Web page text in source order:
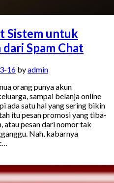
Sistem untuk
Spam Chat
16 byadmin
orang punya akun
sampai belanja online
ada satu hal yang sering bikin
itu pesan promosi yang tiba-
atau pesan dari nomor tak
Nah, kabarnya